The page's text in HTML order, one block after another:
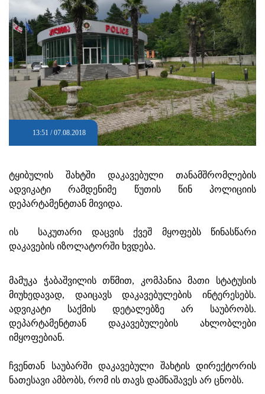
13:51 / 07.08.2018
ტყიბულის შახტში დაკავებული თანამშრომლების
ადვიკატი რამდენიმე წუთის წინ პოლიციის
დეპარტამენტთან მივიდა.
ის საკუთარი დაცვის ქვეშ მყოფებს წინასწარი
დაკავების იზოლატორში ხვდება.
მამუკა ჭაბაშვილის თწმით, კომპანია მათი სტატუსის
მიუხედავად, დაიცავს დაკავებულების ინტერესებს.
ადვიკატი საქმის დეტალებზე არ საუბრობს.
დეპარტამენტთან დაკავებულების ახლობლები
იმყოფებიან.
ჩვენთან საუბარში დაკავებული შახტის დირექტორის
ნათესავი ამბობს, რომ ის თავს დამნაშავეს არ ცნობს.